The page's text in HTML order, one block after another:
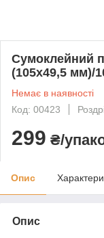
Сумоклейний
(105x49,5 мм)/
Немає в наявності
Код: 00423
299 ₴/
Опис
Опис